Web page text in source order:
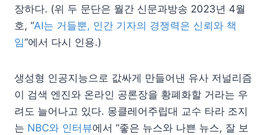
장하다. (위 두 문단은 월간 신문과방송 2023년 4월
호, “AI는 거들뿐, 인간 기자의 경쟁력은 신뢰와 책
임”에서 다시 인용.)
생성형 인공지능으로 값싸게 만들어낸 유사 저널리즘
이 검색 엔진와 온라인 공론장을 황폐화할 거라는 우
려도 늘어나고 있다. 몽클레어주립대 교수 타라 조지
는 NBC와 인터뷰에서 “좋은 뉴스와 나쁜 뉴스, 잘 보